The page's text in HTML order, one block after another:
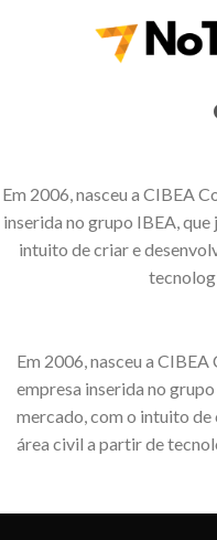
Em 2006, nasceu a CIBEA
inserida no grupo IBEA, que
intuito de criar e
Em 2006, nasceu a
empresa inserida no
mercado, com o intuito
área civil a partir de